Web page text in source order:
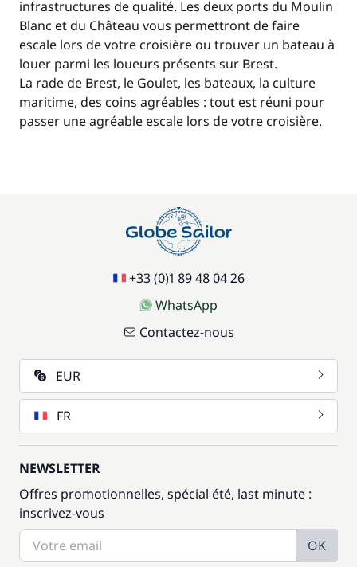
infrastructures de qualité. Les deux ports du Moulin
Blanc et du Château vous permettront de faire
escale lors de votre croisière ou trouver un bateau à
louer parmi les loueurs présents sur Brest.
La rade de Brest, le Goulet, les bateaux, la culture
maritime, des coins agréables : tout est réuni pour
passer une agréable escale lors de votre croisière.
+33 (0)1 89 48 04 26
WhatsApp
Contactez-nous
EUR
FR
NEWSLETTER
Offres promotionnelles, spécial été, last minute :
inscrivez-vous
OK